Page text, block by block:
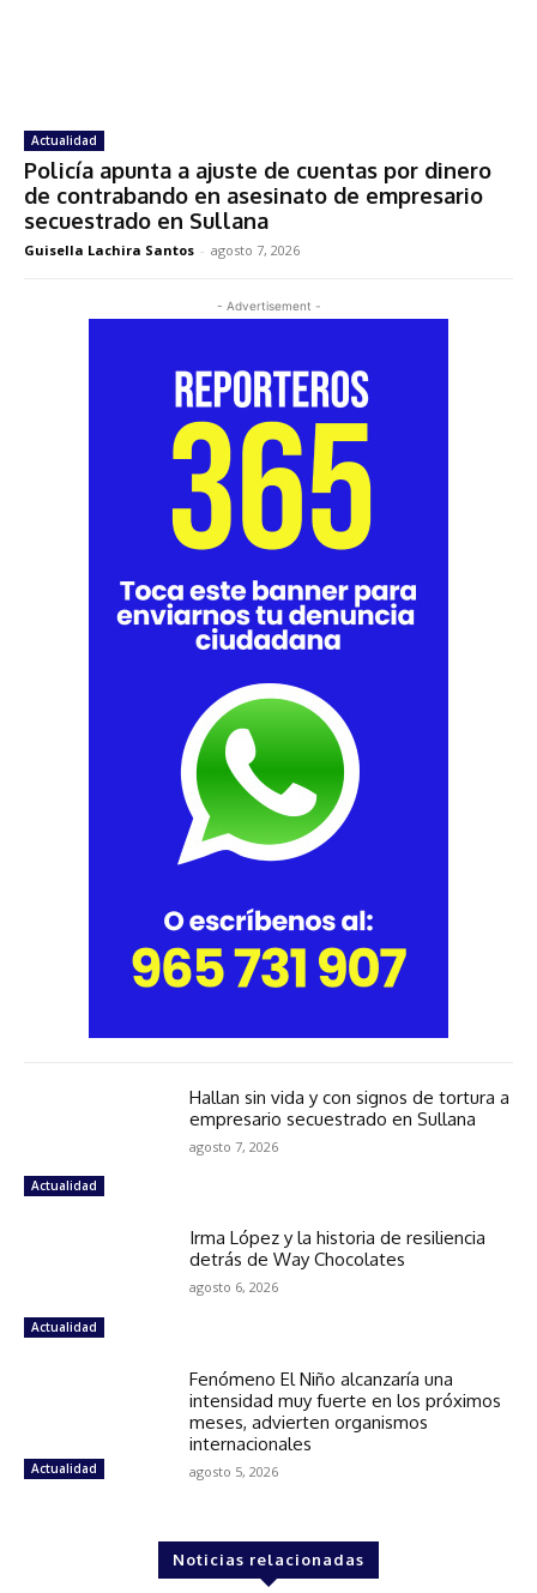
Actualidad
Policía apunta a ajuste de cuentas por dinero
de contrabando en asesinato de empresario
secuestrado en Sullana
Guisella Lachira Santos - agosto 7, 2026
- Advertisement -
Actualidad
Hallan sin vida y con signos de tortura a
empresario secuestrado en Sullana
agosto 7, 2026
Actualidad
Irma López y la historia de resiliencia
detrás de Way Chocolates
agosto 6, 2026
Actualidad
Fenómeno El Niño alcanzaría una
intensidad muy fuerte en los próximos
meses, advierten organismos
internacionales
agosto 5, 2026
Noticias relacionadas